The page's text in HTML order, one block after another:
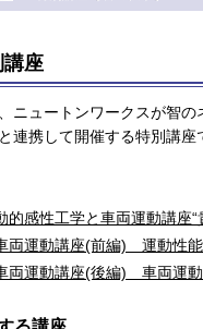
講座
ニュートンワークスが智
連携して開催する特別講座
感性工学と車両運動講座
両運動講座(前編) 運動性
両運動講座(後編) 車両運